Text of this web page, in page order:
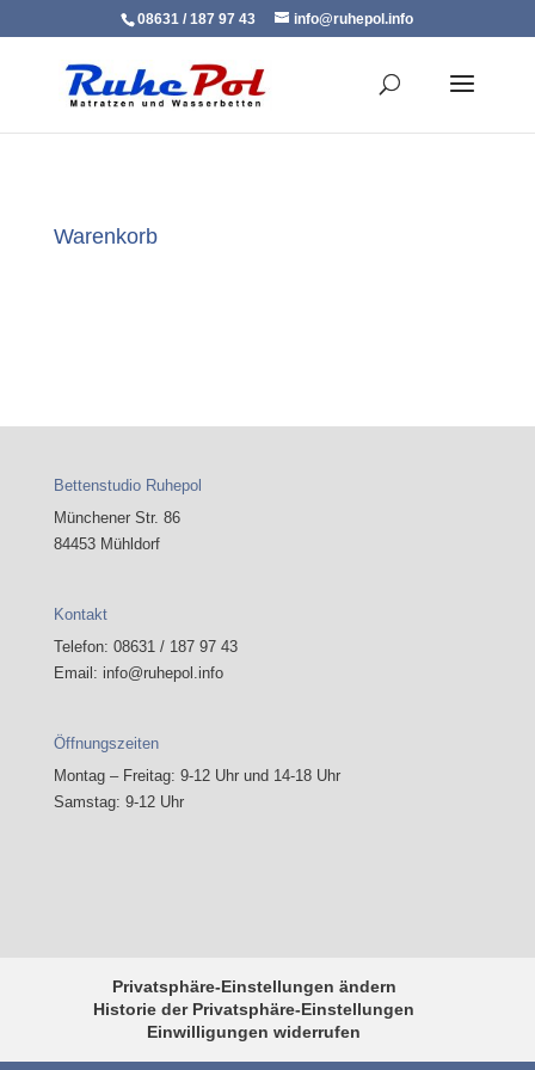
08631 / 187 97 43 info@ruhepol.info
Warenkorb
Bettenstudio Ruhepol
Münchener Str. 86
84453 Mühldorf
Kontakt
Telefon: 08631 / 187 97 43
Email: info@ruhepol.info
Öffnungszeiten
Montag – Freitag: 9-12 Uhr und 14-18 Uhr
Samstag: 9-12 Uhr
Privatsphäre-Einstellungen ändern
Historie der Privatsphäre-Einstellungen
Einwilligungen widerrufen